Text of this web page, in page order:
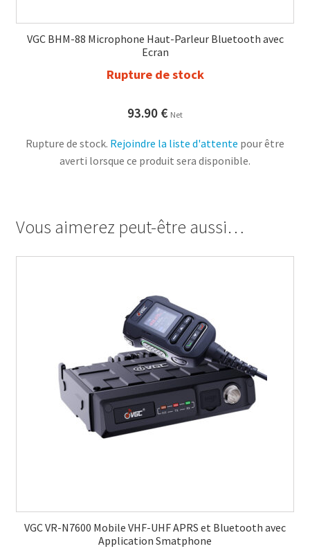
VGC BHM-88 Microphone Haut-Parleur Bluetooth avec
Ecran
Rupture de stock
93.90 € Net
Rupture de stock. Rejoindre la liste d'attente pour être
averti lorsque ce produit sera disponible.
Vous aimerez peut-être aussi…
VGC VR-N7600 Mobile VHF-UHF APRS et Bluetooth avec
Application Smatphone